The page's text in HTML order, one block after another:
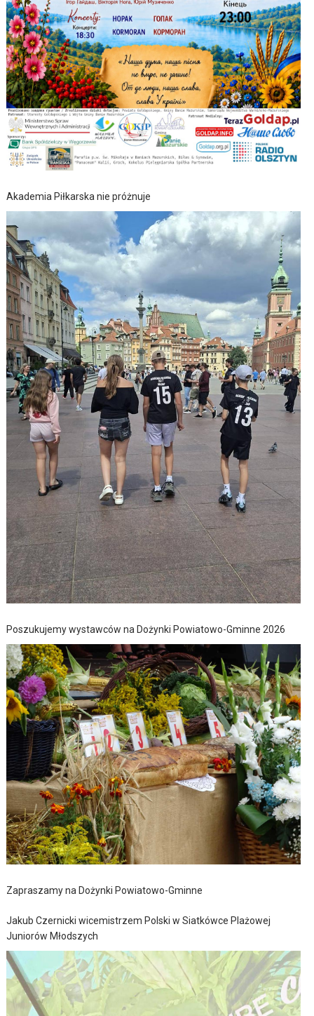
Akademia Piłkarska nie próżnuje
Poszukujemy wystawców na Dożynki Powiatowo-Gminne 2026
Zapraszamy na Dożynki Powiatowo-Gminne
Jakub Czernicki wicemistrzem Polski w Siatkówce Plażowej
Juniorów Młodszych